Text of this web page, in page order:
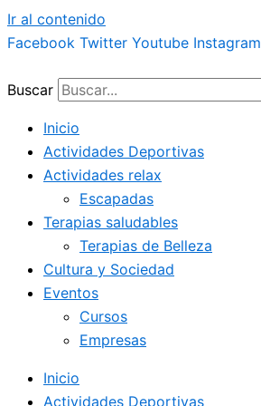
Ir al contenido
Facebook Twitter Youtube Instagram
Buscar
Inicio
Actividades Deportivas
Actividades relax
Escapadas
Terapias saludables
Terapias de Belleza
Cultura y Sociedad
Eventos
Cursos
Empresas
Inicio
Actividades Deportivas